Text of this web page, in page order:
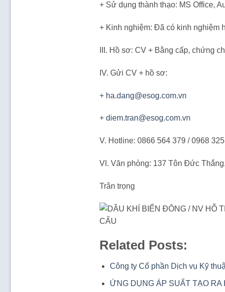
+ Sử dụng thành thạo: MS Office,
+ Kinh nghiệm: Đã có kinh nghiệm
III. Hồ sơ: CV + Bằng cấp, chứng
IV. Gửi CV + hồ sơ:
+ ha.dang@esog.com.vn
+ diem.tran@esog.com.vn
V. Hotline: 0866 564 379 / 0968
VI. Văn phòng: 137 Tôn Đức
Trân trọng
Related Posts:
Công ty Cổ phần Dịch vụ Kỹ
ỨNG DỤNG ÁP SUẤT TẠO